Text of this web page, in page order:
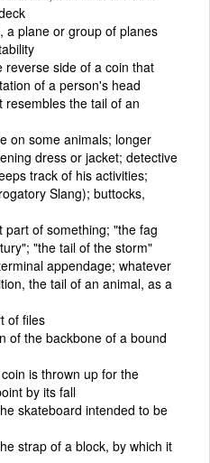
a plane or group of planes
reverse side of a coin that
of a person's head
resembles the tail of an
on some animals; longer
dress or jacket; detective
track of his activities;
Slang); buttocks,
part of something; "the fag
"the tail of the storm"
appendage; whatever
the tail of an animal, as a
of files
of the backbone of a bound
is thrown up for the
by its fall
skateboard intended to be
strap of a block, by which it